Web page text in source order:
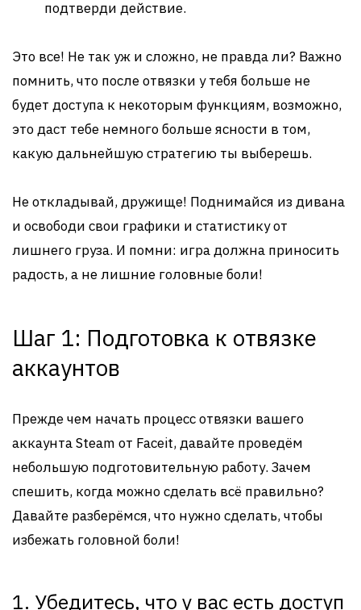
подтверди действие.
Это все! Не так уж и сложно, не правда ли? Важно
помнить, что после отвязки у тебя больше не
будет доступа к некоторым функциям, возможно,
это даст тебе немного больше ясности в том,
какую дальнейшую стратегию ты выберешь.
Не откладывай, дружище! Поднимайся из дивана
и освободи свои графики и статистику от
лишнего груза. И помни: игра должна приносить
радость, а не лишние головные боли!
Шаг 1: Подготовка к отвязке
аккаунтов
Прежде чем начать процесс отвязки вашего
аккаунта Steam от Faceit, давайте проведём
небольшую подготовительную работу. Зачем
спешить, когда можно сделать всё правильно?
Давайте разберёмся, что нужно сделать, чтобы
избежать головной боли!
1. Убедитесь, что у вас есть доступ